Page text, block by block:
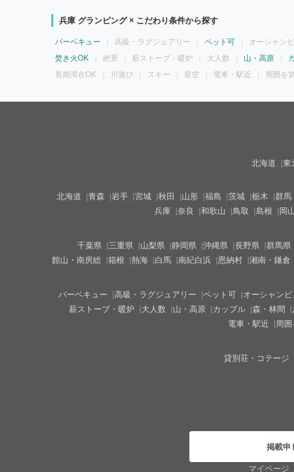
れる場合はどうしたら良いですか？ 有人受付が18時までとなっています。
ご連絡ください。 ・ペットは同伴可能ですか？料金はかかりますか？ 無
いてマナーパンツを着用いただければお部屋の入室も可能です。 リードな
だけますが、他の宿泊者様にはご配慮いただきますようお願いします。 ・
可能ですか？ 可能です。アルコール・ソフトドリンク各種は料金に含まれ
は揃っていますので、基本的には手ぶらで結構で大丈夫です。 ただし、
み物を販売する予定です。早めにご案内できるよう頑張ります！ ・クレ
兵庫 グランピング × こだわり条件から探す
バーベキュー 高級・ラグジュアリー ペット可 オーシャン
焚き火OK
絶景 薪ストーブ・暖炉 大人数 山・高原
長期滞在OK
川遊び スキー 星空 電車・駅近 周囲を
北海道 東
北海道 青森 岩手 宮城 秋田 山形 福島 茨城 栃木 群馬
兵庫
奈良 和歌山 鳥取 島根 岡
千葉県 三重県 山梨県 静岡県 沖縄県 長野県 群馬県
館山・南房総
箱根 熱海 白馬 南紀白浜 恩納村 湘南・鎌倉
バーベキュー 高級・ラグジュアリー ペット可 オーシャンビ
薪ストーブ・暖炉
大人数 山・高原 カップル 森・林間
電車・駅近
周
貸別荘・コテージ
掲載申
マイページ